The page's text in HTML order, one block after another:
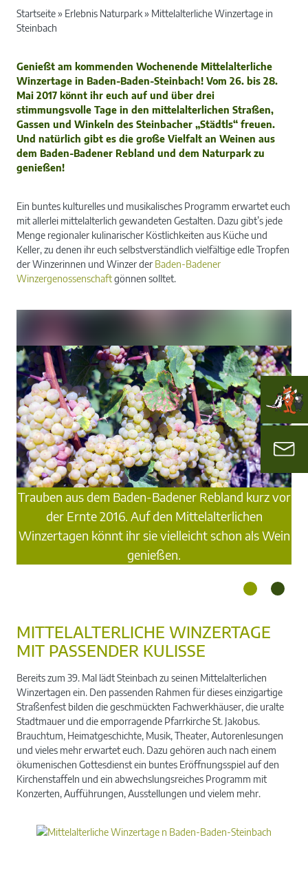
Startseite» Erlebnis Naturpark» Mittelalterliche Winzertage in
Steinbach
Genießt am kommenden Wochenende Mittelalterliche
Winzertage in Baden-Baden-Steinbach! Vom 26. bis 28.
Mai 2017 könnt ihr euch auf und über drei
stimmungsvolle Tage in den mittelalterlichen Straßen,
Gassen und Winkeln des Steinbacher „Städtls“ freuen.
Und natürlich gibt es die große Vielfalt an Weinen aus
dem Baden-Badener Rebland und dem Naturpark zu
genießen!
Ein buntes kulturelles und musikalisches Programm erwartet euch
mit allerlei mittelalterlich gewandeten Gestalten. Dazu gibt’s jede
Menge regionaler kulinarischer Köstlichkeiten aus Küche und
Keller, zu denen ihr euch selbstverständlich vielfältige edle Tropfen
der Winzerinnen und Winzer der Baden-Badener
Winzergenossenschaftgönnen solltet.
Trauben aus dem Baden-Badener Rebland kurz vor
der Ernte 2016. Auf den Mittelalterlichen
Winzertagen könnt ihr sie vielleicht schon als Wein
genießen.
MITTELALTERLICHE WINZERTAGE
MIT PASSENDER KULISSE
Bereits zum 39. Mal lädt Steinbach zu seinen Mittelalterlichen
Winzertagen ein. Den passenden Rahmen für dieses einzigartige
Straßenfest bilden die geschmückten Fachwerkhäuser, die uralte
Stadtmauer und die emporragende Pfarrkirche St. Jakobus.
Brauchtum, Heimatgeschichte, Musik, Theater, Autorenlesungen
und vieles mehr erwartet euch. Dazu gehören auch nach einem
ökumenischen Gottesdienst ein buntes Eröffnungsspiel auf den
Kirchenstaffeln und ein abwechslungsreiches Programm mit
Konzerten, Aufführungen, Ausstellungen und vielem mehr.